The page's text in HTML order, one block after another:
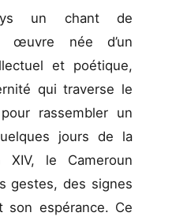
un chant de
œuvre née d’un
et poétique,
qui traverse le
rassembler un
jours de la
le Cameroun
gestes, des signes
espérance. Ce